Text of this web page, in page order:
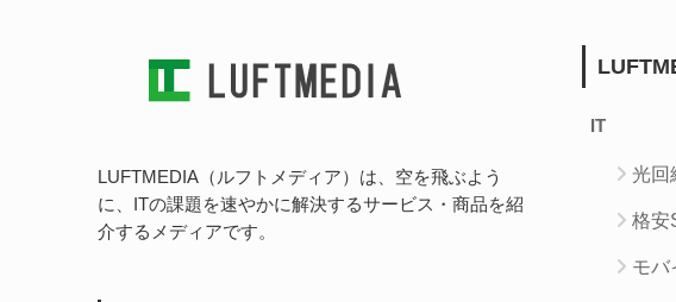
LUFTMEDIA（ルフトメディア）は、空を飛ぶよう
に、ITの課題を速やかに解決するサービス・商品を紹
介するメディアです。
IT
光回
格安
モバ